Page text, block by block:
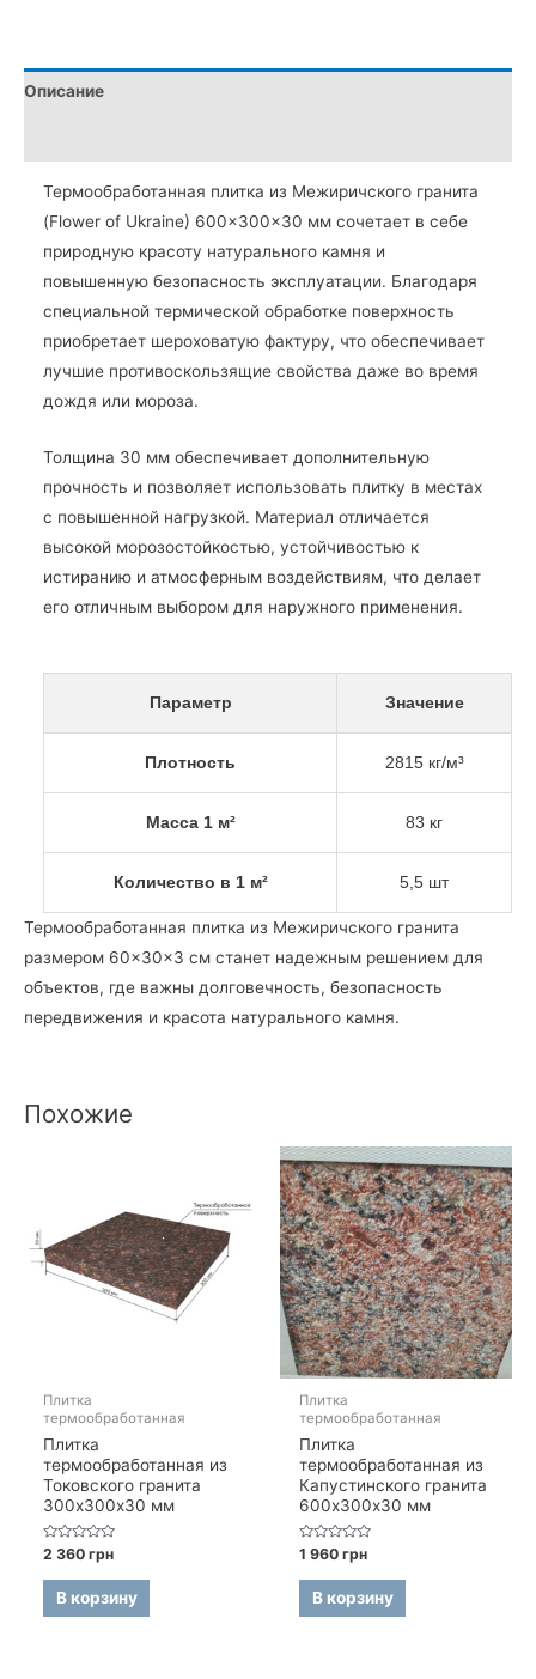
Межиричского
гранита
см
Описание
Термообработанная плитка из Межиричского гранита
(Flower of Ukraine) 600×300×30 мм сочетает в себе
природную красоту натурального камня и
повышенную безопасность эксплуатации. Благодаря
специальной термической обработке поверхность
приобретает шероховатую фактуру, что обеспечивает
лучшие противоскользящие свойства даже во время
дождя или мороза.
Толщина 30 мм обеспечивает дополнительную
прочность и позволяет использовать плитку в местах
с повышенной нагрузкой. Материал отличается
высокой морозостойкостью, устойчивостью к
истиранию и атмосферным воздействиям, что делает
его отличным выбором для наружного применения.
Параметр Значение
Плотность 2815 кг/м³
Масса 1 м² 83 кг
Количество в 1 м² 5,5 шт
Термообработанная плитка из Межиричского гранита
размером 60×30×3 см станет надежным решением для
объектов, где важны долговечность, безопасность
передвижения и красота натурального камня.
Похожие
Плитка
термообработанная
Плитка
термообработанная из
Токовского гранита
300х300х30 мм
Оценка
0
из
2 360грн
В корзину
Плитка
термообработанная
Плитка
термообработанная из
Капустинского гранита
600х300х30 мм
Оценка
0
из
1 960грн
В корзину